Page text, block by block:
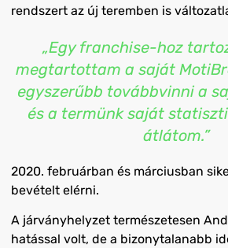
rendszert az új teremben is
„Egy franchise-hoz
megtartottam a saját
egyszerűbb továbbvinni a
és a termünk saját
átlátom.”
2020. februárban és márciusban
bevételt elérni.
A járványhelyzet természetesen
hatással volt, de a bizonytalanabb